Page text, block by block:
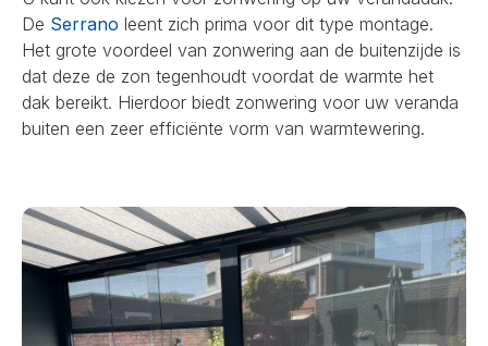
De Serrano leent zich prima voor dit type montage.
Het grote voordeel van zonwering aan de buitenzijde is
dat deze de zon tegenhoudt voordat de warmte het
dak bereikt. Hierdoor biedt zonwering voor uw veranda
buiten een zeer efficiënte vorm van warmtewering.